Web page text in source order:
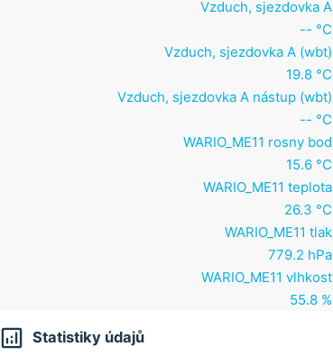
Vzduch, sjezdovka A
-- °C
Vzduch, sjezdovka A (wbt)
19.8 °C
Vzduch, sjezdovka A nástup (wbt)
-- °C
WARIO_ME11 rosny bod
15.6 °C
WARIO_ME11 teplota
26.3 °C
WARIO_ME11 tlak
779.2 hPa
WARIO_ME11 vlhkost
55.8 %
 Statistiky údajů